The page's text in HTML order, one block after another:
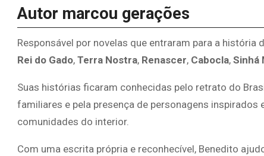
Autor marcou gerações
Responsável por novelas que entraram para a
Rei do Gado, Terra Nostra, Renascer, Cabocla, Sinhá
Suas histórias ficaram conhecidas pelo retrato do
familiares e pela presença de personagens
comunidades do interior.
Com uma escrita própria e reconhecível, Benedito